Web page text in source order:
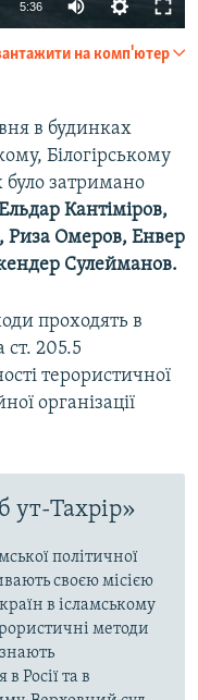
5:36
на комп'ютер
в будинках
Білогірському
затримано
Кантіміров,
Риза Омеров, Енвер
Сулейманов.
проходять в
ст. 205.5
терористичної
організації
ут-Тахрір»
політичної
своєю місією
в ісламському
методи
Росії та в